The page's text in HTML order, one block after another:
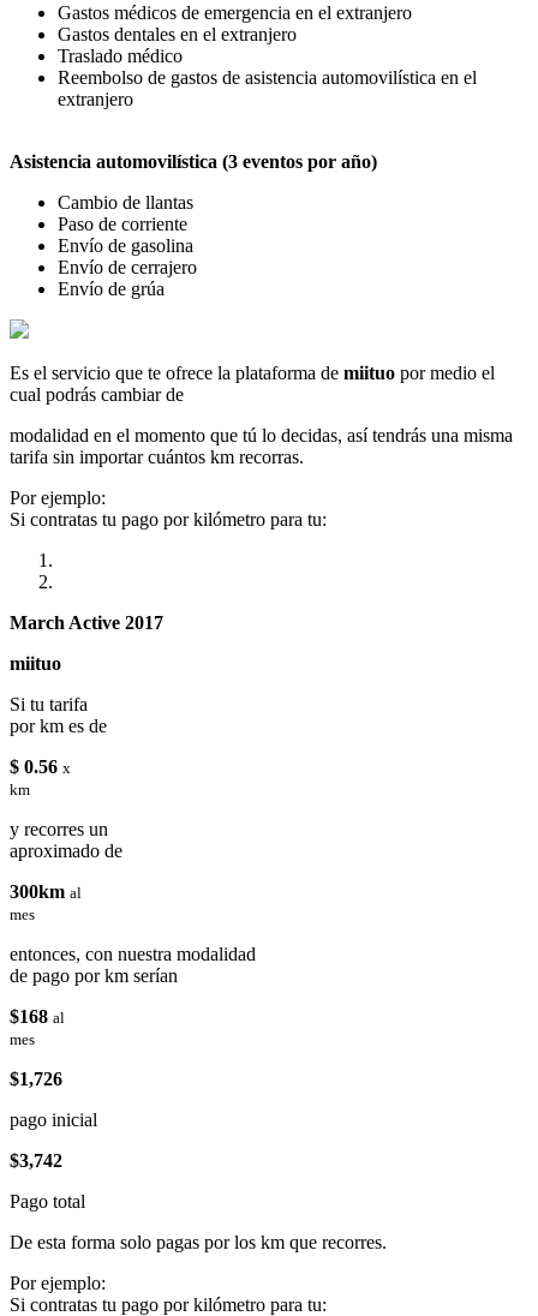
Gastos médicos de emergencia en el extranjero
Gastos dentales en el extranjero
Traslado médico
Reembolso de gastos de asistencia automovilística en el
extranjero
Asistencia automovilística (3 eventos por año)
Cambio de llantas
Paso de corriente
Envío de gasolina
Envío de cerrajero
Envío de grúa
Es el servicio que te ofrece la plataforma de miituo por medio el
cual podrás cambiar de
modalidad en el momento que tú lo decidas, así tendrás una misma
tarifa sin importar cuántos km recorras.
Por ejemplo:
Si contratas tu pago por kilómetro para tu:
March Active 2017
miituo
Si tu tarifa
por km es de
$ 0.56 x
km
y recorres un
aproximado de
300km al
mes
entonces, con nuestra modalidad
de pago por km serían
$168 al
mes
$1,726
pago inicial
$3,742
Pago total
De esta forma solo pagas por los km que recorres.
Por ejemplo:
Si contratas tu pago por kilómetro para tu: